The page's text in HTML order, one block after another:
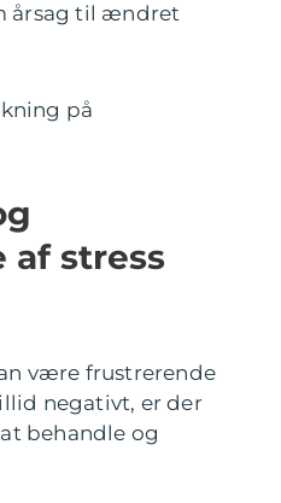
årsag til ændret
på
af stress
være frustrerende
negativt, er der
behandle og